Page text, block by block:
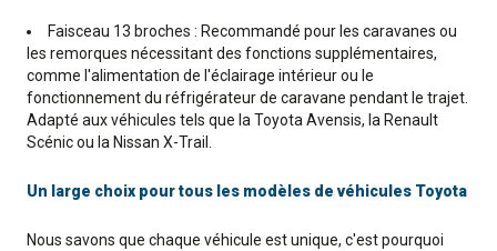
Faisceau 13 broches : Recommandé pour les caravanes ou
les remorques nécessitant des fonctions supplémentaires,
comme l'alimentation de l'éclairage intérieur ou le
fonctionnement du réfrigérateur de caravane pendant le trajet.
Adapté aux véhicules tels que la Toyota Avensis, la Renault
Scénic ou la Nissan X-Trail.
Un large choix pour tous les modèles de véhicules Toyota
Nous savons que chaque véhicule est unique, c'est pourquoi